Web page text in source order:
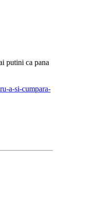
putini ca pana
a-si-cumpara-